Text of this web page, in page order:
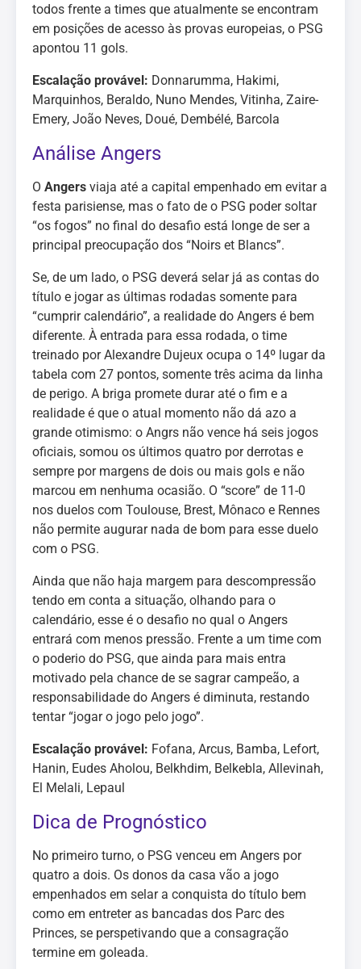
todos frente a times que atualmente se encontram
em posições de acesso às provas europeias, o PSG
apontou 11 gols.
Escalação provável: Donnarumma, Hakimi,
Marquinhos, Beraldo, Nuno Mendes, Vitinha, Zaire-
Emery, João Neves, Doué, Dembélé, Barcola
Análise Angers
O Angers viaja até a capital empenhado em evitar a
festa parisiense, mas o fato de o PSG poder soltar
“os fogos” no final do desafio está longe de ser a
principal preocupação dos “Noirs et Blancs”.
Se, de um lado, o PSG deverá selar já as contas do
título e jogar as últimas rodadas somente para
“cumprir calendário”, a realidade do Angers é bem
diferente. À entrada para essa rodada, o time
treinado por Alexandre Dujeux ocupa o 14º lugar da
tabela com 27 pontos, somente três acima da linha
de perigo. A briga promete durar até o fim e a
realidade é que o atual momento não dá azo a
grande otimismo: o Angrs não vence há seis jogos
oficiais, somou os últimos quatro por derrotas e
sempre por margens de dois ou mais gols e não
marcou em nenhuma ocasião. O “score” de 11-0
nos duelos com Toulouse, Brest, Mônaco e Rennes
não permite augurar nada de bom para esse duelo
com o PSG.
Ainda que não haja margem para descompressão
tendo em conta a situação, olhando para o
calendário, esse é o desafio no qual o Angers
entrará com menos pressão. Frente a um time com
o poderio do PSG, que ainda para mais entra
motivado pela chance de se sagrar campeão, a
responsabilidade do Angers é diminuta, restando
tentar “jogar o jogo pelo jogo”.
Escalação provável: Fofana, Arcus, Bamba, Lefort,
Hanin, Eudes Aholou, Belkhdim, Belkebla, Allevinah,
El Melali, Lepaul
Dica de Prognóstico
No primeiro turno, o PSG venceu em Angers por
quatro a dois. Os donos da casa vão a jogo
empenhados em selar a conquista do título bem
como em entreter as bancadas dos Parc des
Princes, se perspetivando que a consagração
termine em goleada.